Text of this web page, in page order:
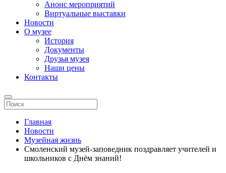
Анонс мероприятий
Виртуальные выставки
Новости
О музее
История
Документы
Друзья музея
Наши цены
Контакты
Главная
Новости
Музейная жизнь
Смоленский музей-заповедник поздравляет учителей и
школьников с Днём знаний!